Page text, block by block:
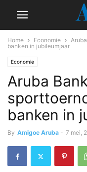
Home Economie
banken in jubileumjaar
Economie
Aruba
banken in
By Amigoe Aruba - 7 mei,